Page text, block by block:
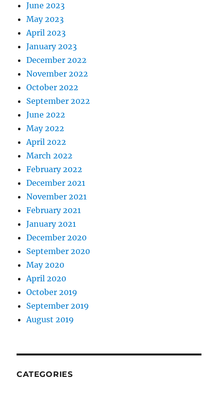
June 2023
May 2023
April 2023
January 2023
December 2022
November 2022
October 2022
September 2022
June 2022
May 2022
April 2022
March 2022
February 2022
December 2021
November 2021
February 2021
January 2021
December 2020
September 2020
May 2020
April 2020
October 2019
September 2019
August 2019
CATEGORIES